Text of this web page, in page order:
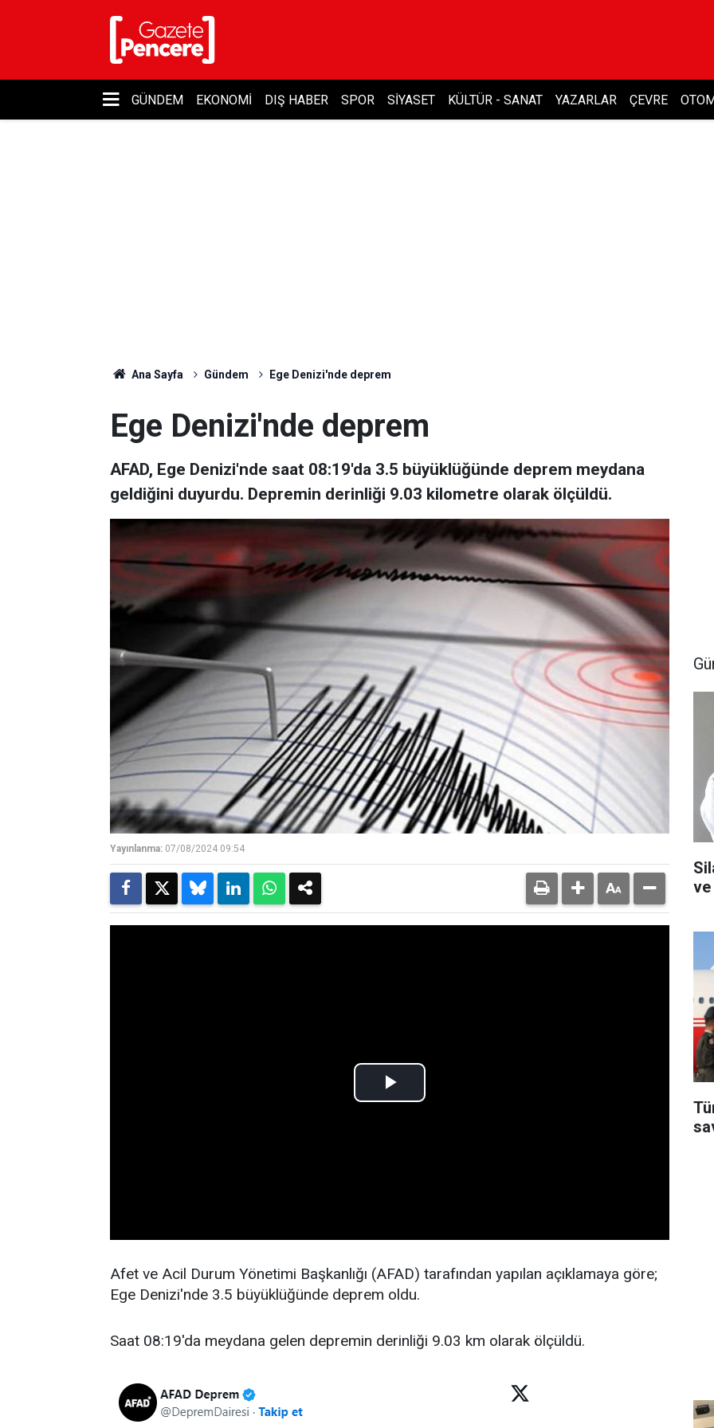
GÜNDEM EKONOMI DIŞ HABER SPOR SIYASET KÜLTÜR - SANAT YAZARLAR ÇEVRE
Ana Sayfa Gündem Ege Denizi'nde deprem
Ege Denizi'nde deprem
AFAD, Ege Denizi'nde saat 08:19'da 3.5 büyüklüğünde deprem meydana
geldiğini duyurdu. Depremin derinliği 9.03 kilometre olarak ölçüldü.
Yayınlanma: 07/08/2024 09:54
Afet ve Acil Durum Yönetimi Başkanlığı (AFAD) tarafından yapılan açıklamaya göre;
Ege Denizi'nde 3.5 büyüklüğünde deprem oldu.
Saat 08:19'da meydana gelen depremin derinliği 9.03 km olarak ölçüldü.